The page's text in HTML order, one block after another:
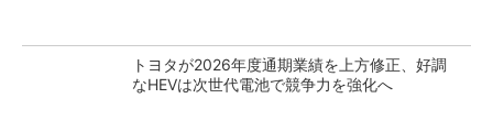
トヨタが2026年度通期業績を上方修正、好調
なHEVは次世代電池で競争力を強化へ